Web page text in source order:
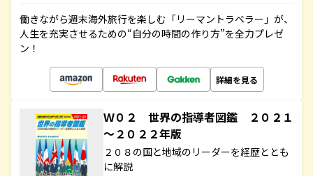
働きながら週末海外旅行を楽しむ「リーマントラベラー」が、
人生を充実させるための“自分の時間の作り方”を全力プレゼ
ン！
詳細を見る
Ｗ０２ 世界の指導者図鑑 ２０２１
～２０２２年版
２０８の国と地域のリーダーを経歴ととも
に解説